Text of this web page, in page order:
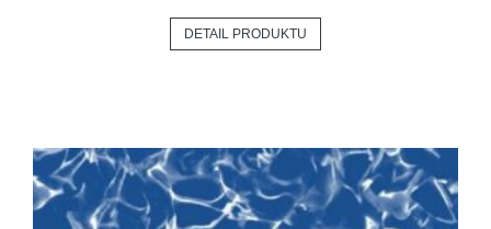
DETAIL PRODUKTU